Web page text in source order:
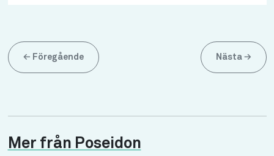
← Föregående Nästa →
Mer från Poseidon